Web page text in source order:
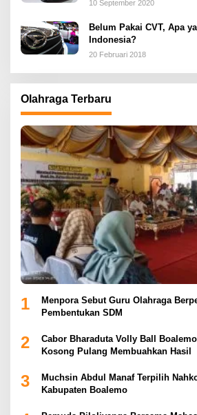
10 September 2020
Belum Pakai CVT, Apa
Indonesia?
20 Februari 2018
Olahraga Terbaru
1
Menpora Sebut Guru Olahraga
Pembentukan SDM
2
Cabor Bharaduta Volly Ball
Kosong Pulang Membuahkan Hasil
3
Muchsin Abdul Manaf Terpilih
Kabupaten Boalemo